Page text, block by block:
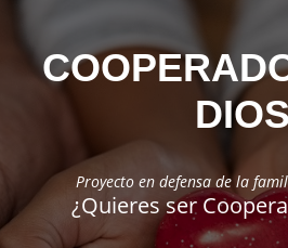
DIOS
Proyecto en defensa de la
¿Quieres ser